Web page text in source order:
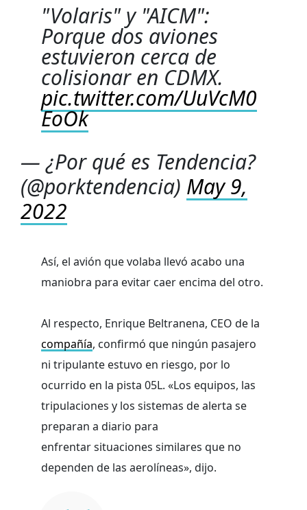
"Volaris" y "AICM":
Porque dos aviones
estuvieron cerca de
colisionar en CDMX.
pic.twitter.com/UuVcM0
EoOk
— ¿Por qué es Tendencia?
(@porktendencia) May 9,
2022
Así, el avión que volaba llevó acabo una
maniobra para evitar caer encima del otro.
Al respecto, Enrique Beltranena, CEO de la
compañía, confirmó que ningún pasajero
ni tripulante estuvo en riesgo, por lo
ocurrido en la pista 05L. «Los equipos, las
tripulaciones y los sistemas de alerta se
preparan a diario para
enfrentar situaciones similares que no
dependen de las aerolíneas», dijo.